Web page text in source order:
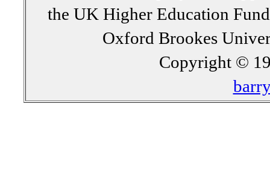
the UK Higher Education
Oxford Brookes
Copyright ©